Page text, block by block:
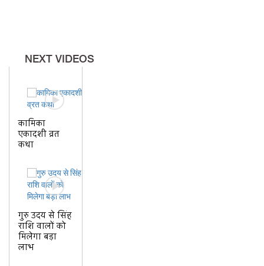
जुड़ी मान्यताएं
नरसिंह अवतार और चौखट
का रहस्य
अशुभ?
NEXT VIDEOS
कामिका
एकादशी व्रत
कथा
गुरु उदय से सिंह
राशि वालों को
मिलेगा बड़ा
लाभ